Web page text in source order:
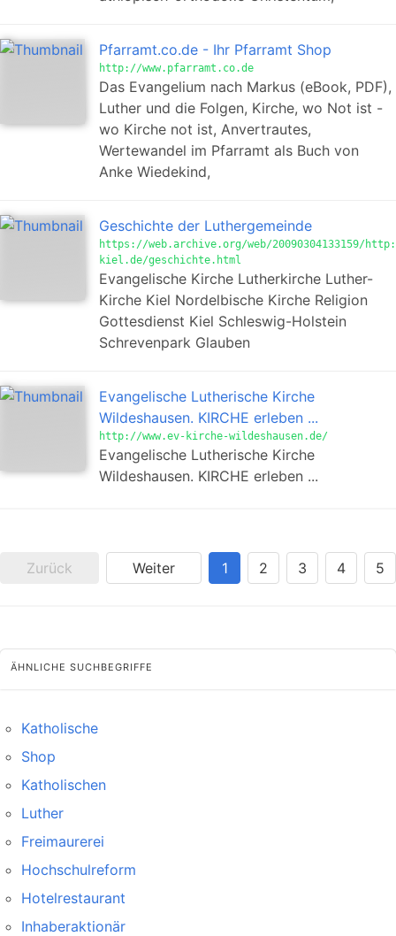
Pfarramt.co.de - Ihr Pfarramt Shop
http://www.pfarramt.co.de
Das Evangelium nach Markus (eBook, PDF),
Luther und die Folgen, Kirche, wo Not ist -
wo Kirche not ist, Anvertrautes,
Wertewandel im Pfarramt als Buch von
Anke Wiedekind,
Geschichte der Luthergemeinde
https://web.archive.org/web/20090304133159/
kiel.de/geschichte.html
Evangelische Kirche Lutherkirche Luther-
Kirche Kiel Nordelbische Kirche Religion
Gottesdienst Kiel Schleswig-Holstein
Schrevenpark Glauben
Evangelische Lutherische Kirche
Wildeshausen. KIRCHE erleben ...
http://www.ev-kirche-wildeshausen.de/
Evangelische Lutherische Kirche
Wildeshausen. KIRCHE erleben ...
Zurück Weiter 1 2 3 4 5
ÄHNLICHE SUCHBEGRIFFE
Katholische
Shop
Katholischen
Luther
Freimaurerei
Hochschulreform
Hotelrestaurant
Inhaberaktionär